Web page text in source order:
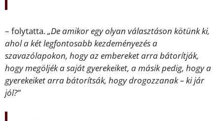
– folytatta.„De amikor egy olyan választáson kötünk ki,
ahol a két legfontosabb kezdeményezés a
szavazólapokon, hogy az embereket arra bátorítják,
hogy megöljék a saját gyerekeiket, a másik pedig, hogy a
gyerekeiket arra bátorítsák, hogy drogozzanak – ki jár
jól?”